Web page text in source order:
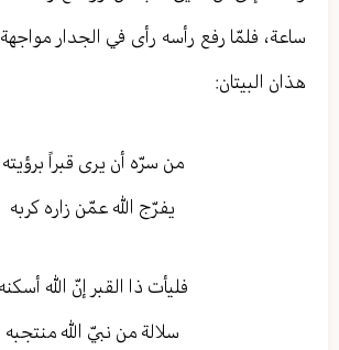
ساعة، فلمّا رفع رأسه رأى في الجدار
هذان البيتان:
من سرّه أن يرى قبراً برؤيته
يفرّج الله عمّن زاره كربه
فليأت ذا القبر إنّ الله أسكنه
سلالة من نبيّ الله منتجبه